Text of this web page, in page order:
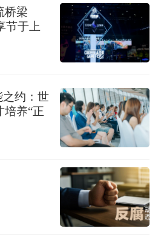
桥梁
节于上
之约：世
培养“正